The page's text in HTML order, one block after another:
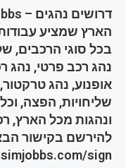
הארץ שמציע
בכל סוגי הרכבים,
נהג רכב פרטי, נהג
אופנוע, נהג
שליחויות, הפצה,
ונהגות מכל הארץ,
להירשם בקישור
sign/